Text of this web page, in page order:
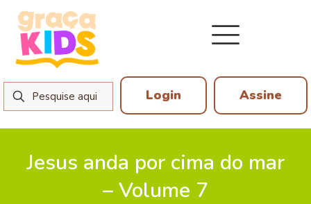
Login Assine
Jesus anda por cima do mar
– Volume 7